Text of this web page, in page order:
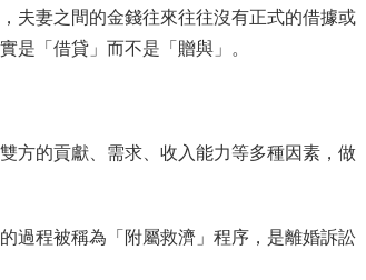
夫妻之間的金錢往來往往沒有正式的借據或
是「借貸」而不是「贈與」。
方的貢獻、需求、收入能力等多種因素，做
過程被稱為「附屬救濟」程序，是離婚訴訟